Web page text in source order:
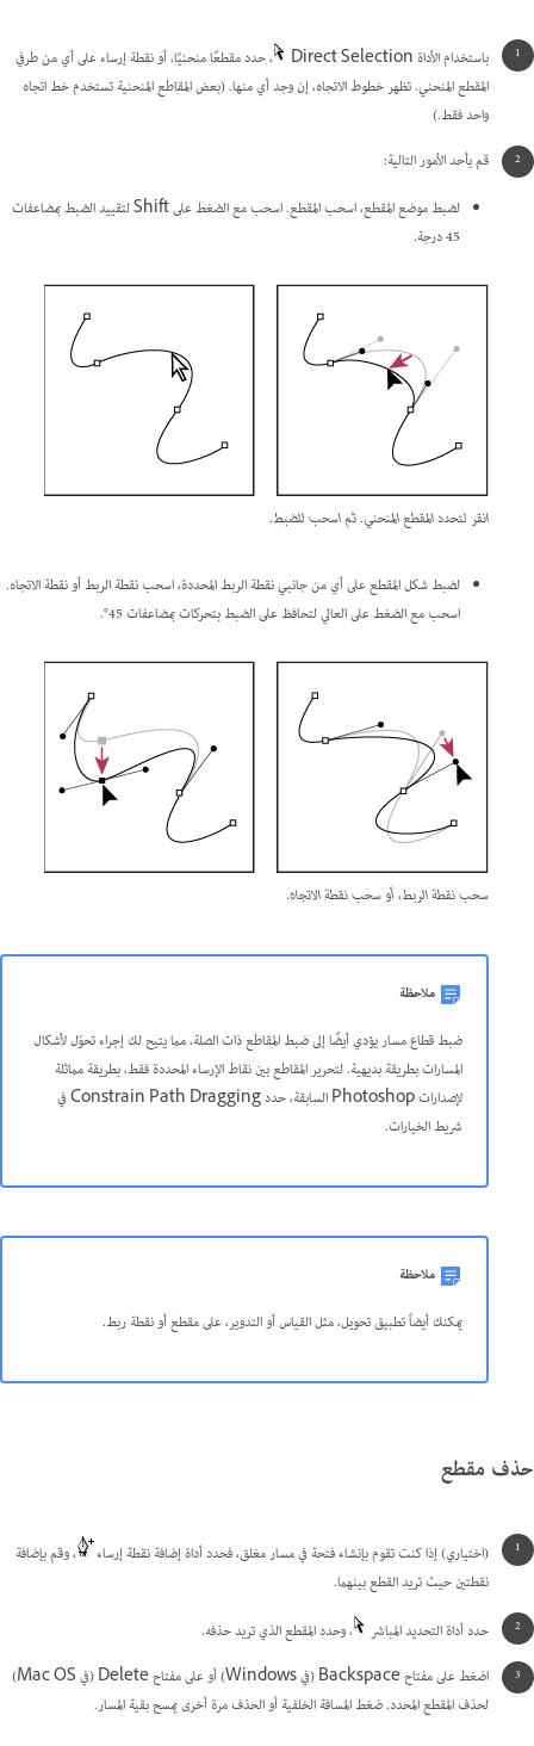
باستخدام الأداة Direct Selection
، حدد مقطعًا منحنيًا، أو نقطة إرساء على أي من طرفي
المقطع المنحني. تظهر خطوط الاتجاه، إن وجد أي منها. (بعض المقاطع المنحنية تستخدم خط اتجاه
واحد فقط.)
قم بأحد الأمور التالية:
لضبط موضع المقطع، اسحب المقطع. اسحب مع الضغط على Shift لتقييد الضبط بمضاعفات
45 درجة.
انقر لتحدد المقطع المنحني. ثم اسحب للضبط.
لضبط شكل المقطع على أي من جانبي نقطة الربط المحددة، اسحب نقطة الربط أو نقطة الاتجاه.
اسحب مع الضغط على العالي لتحافظ على الضبط بتحركات بمضاعفات 45°.
سحب نقطة الربط، أو سحب نقطة الاتجاه.
ملاحظة
ضبط قطاع مسار يؤدي أيضًا إلى ضبط المقاطع ذات الصلة، مما يتيح لك إجراء تحوّل لأشكال
المسارات بطريقة بديهية. لتحرير المقاطع بين نقاط الإرساء المحددة فقط، بطريقة مماثلة
لإصدارات Photoshop السابقة، حدد Constrain Path Dragging في
شريط الخيارات.
ملاحظة
يمكنك أيضاً تطبيق تحويل، مثل القياس أو التدوير، على مقطع أو نقطة ربط.
حذف مقطع
(اختياري) إذا كنت تقوم بإنشاء فتحة في مسار مغلق، فحدد أداة إضافة نقطة إرساء
، وقم بإضافة
نقطتين حيث تريد القطع بينهما.
حدد أداة التحديد المباشر
، وحدد المقطع الذي تريد حذفه.
اضغط على مفتاح Backspace (في Windows) أو على مفتاح Delete (في Mac OS)
لحذف المقطع المحدد. ضغط المسافة الخلفية أو الحذف مرة أخرى يمسح بقية المسار.